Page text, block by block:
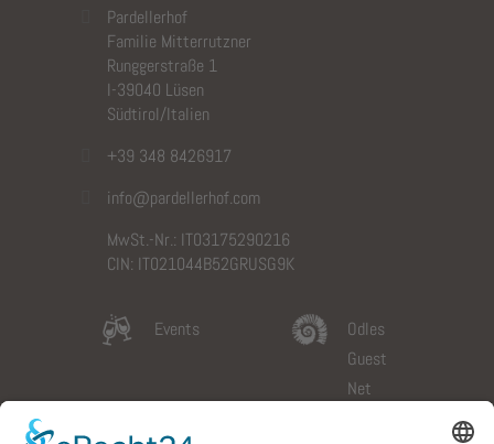
Pardellerhof
Familie Mitterrutzner
Runggerstraße 1
I-39040 Lüsen
Südtirol/Italien
+39 348 8426917
info@pardellerhof.com
MwSt.-Nr.: IT03175290216
CIN: IT021044B52GRUSG9K
Events
Odles
Guest
Net